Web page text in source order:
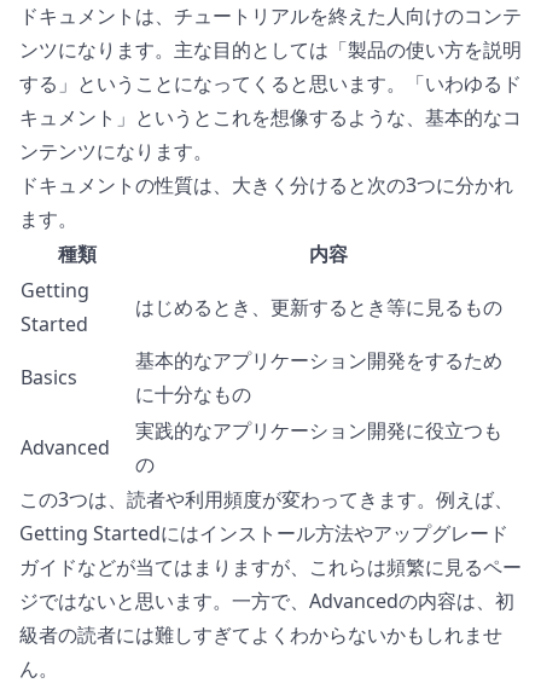
ドキュメントは、チュートリアルを終えた人向けのコンテ
ンツになります。主な目的としては「製品の使い方を説明
する」ということになってくると思います。「いわゆるド
キュメント」というとこれを想像するような、基本的なコ
ンテンツになります。
ドキュメントの性質は、大きく分けると次の3つに分かれ
ます。
種類
内容
Getting
Started
はじめるとき、更新するとき等に見るもの
Basics
基本的なアプリケーション開発をするため
に十分なもの
Advanced
実践的なアプリケーション開発に役立つも
の
この3つは、読者や利用頻度が変わってきます。例えば、
Getting Startedにはインストール方法やアップグレード
ガイドなどが当てはまりますが、これらは頻繁に見るペー
ジではないと思います。一方で、Advancedの内容は、初
級者の読者には難しすぎてよくわからないかもしれませ
ん。